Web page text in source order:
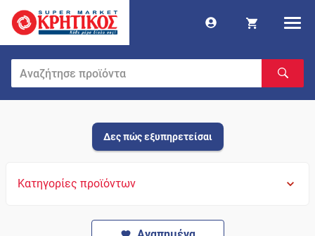
Δες πώς εξυπηρετείσαι
Κατηγορίες προϊόντων